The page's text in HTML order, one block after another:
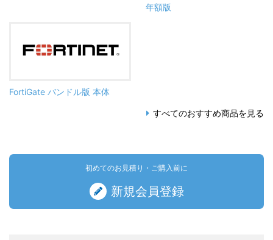
年額版
FortiGate バンドル版 本体
すべてのおすすめ商品を見る
初めてのお見積り・ご購入前に
新規会員登録